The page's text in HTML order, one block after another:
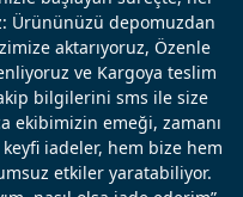
Ürününüzü depomuzdan
aktarıyoruz, Özenle
ve Kargoya teslim
bilgilerini sms ile size
ekibimizin emeği, zamanı
iadeler, hem bize hem
etkiler yaratabiliyor.